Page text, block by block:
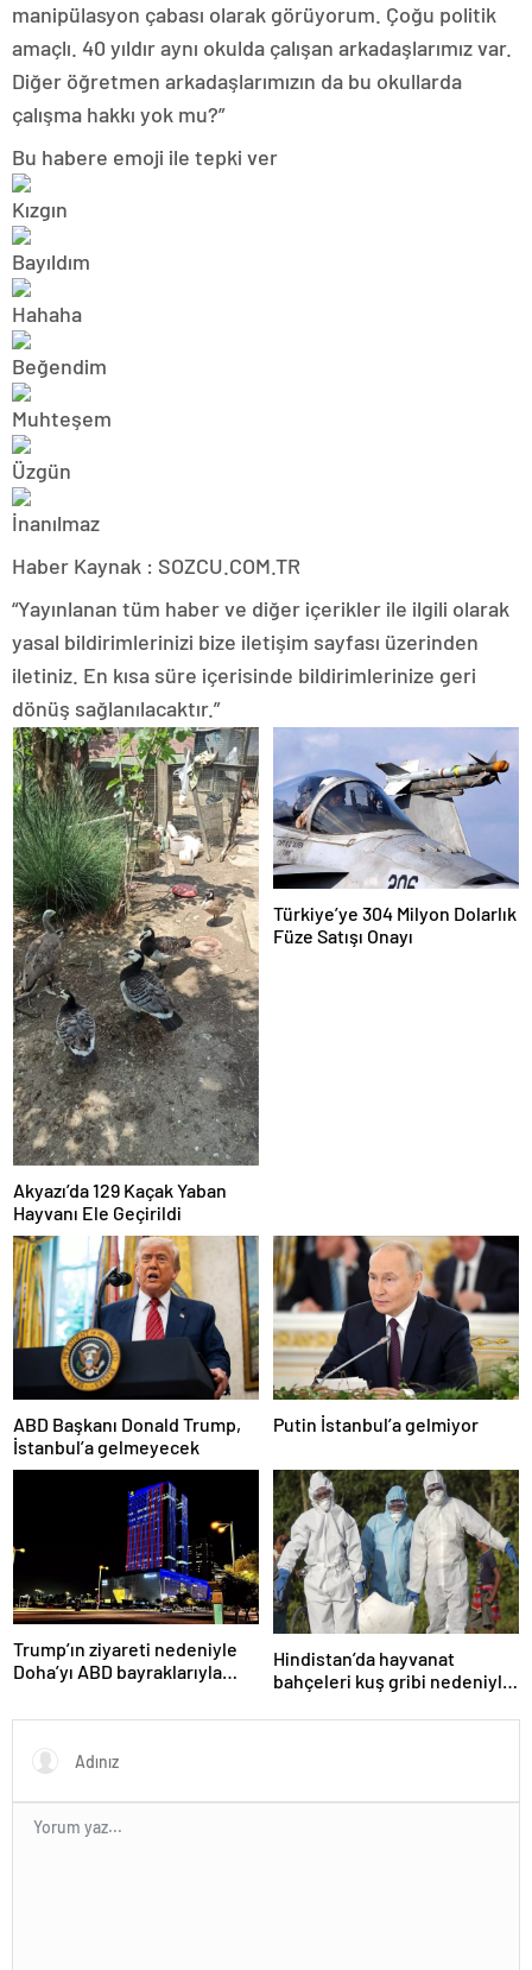
manipülasyon çabası olarak görüyorum. Çoğu politik
amaçlı. 40 yıldır aynı okulda çalışan arkadaşlarımız var.
Diğer öğretmen arkadaşlarımızın da bu okullarda
çalışma hakkı yok mu?”
Bu habere emoji ile tepki ver
Haber Kaynak : SOZCU.COM.TR
“Yayınlanan tüm haber ve diğer içerikler ile ilgili olarak
yasal bildirimlerinizi bize iletişim sayfası üzerinden
iletiniz. En kısa süre içerisinde bildirimlerinize geri
dönüş sağlanılacaktır.”
Akyazı’da 129 Kaçak Yaban
Hayvanı Ele Geçirildi
Türkiye’ye 304 Milyon Dolarlık
Füze Satışı Onayı
ABD Başkanı Donald Trump,
İstanbul’a gelmeyecek
Putin İstanbul’a gelmiyor
Trump’ın ziyareti nedeniyle
Doha’yı ABD bayraklarıyla
Hindistan’da hayvanat
bahçeleri kuş gribi nedeniyle